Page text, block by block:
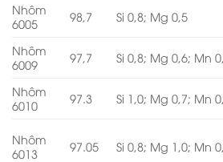
Nhôm
6005
98,7 Si 0,8; Mg 0,5
Nhôm
6009
97,7 Si 0,8; Mg 0,6; Mn
Nhôm
6010
97.3 Si 1,0; Mg 0,7; Mn
Nhôm
6013
97.05 Si 0,8; Mg 1,0; Mn